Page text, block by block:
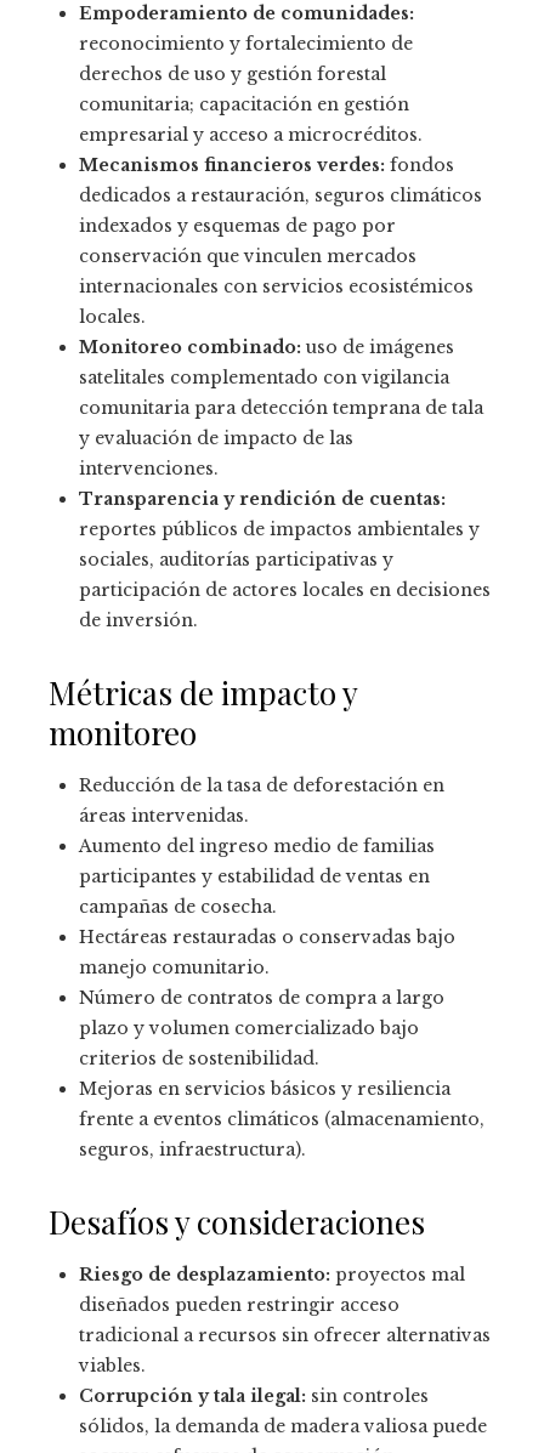
Empoderamiento de comunidades:
reconocimiento y fortalecimiento de
derechos de uso y gestión forestal
comunitaria; capacitación en gestión
empresarial y acceso a microcréditos.
Mecanismos financieros verdes: fondos
dedicados a restauración, seguros climáticos
indexados y esquemas de pago por
conservación que vinculen mercados
internacionales con servicios ecosistémicos
locales.
Monitoreo combinado: uso de imágenes
satelitales complementado con vigilancia
comunitaria para detección temprana de tala
y evaluación de impacto de las
intervenciones.
Transparencia y rendición de cuentas:
reportes públicos de impactos ambientales y
sociales, auditorías participativas y
participación de actores locales en decisiones
de inversión.
Métricas de impacto y
monitoreo
Reducción de la tasa de deforestación en
áreas intervenidas.
Aumento del ingreso medio de familias
participantes y estabilidad de ventas en
campañas de cosecha.
Hectáreas restauradas o conservadas bajo
manejo comunitario.
Número de contratos de compra a largo
plazo y volumen comercializado bajo
criterios de sostenibilidad.
Mejoras en servicios básicos y resiliencia
frente a eventos climáticos (almacenamiento,
seguros, infraestructura).
Desafíos y consideraciones
Riesgo de desplazamiento: proyectos mal
diseñados pueden restringir acceso
tradicional a recursos sin ofrecer alternativas
viables.
Corrupción y tala ilegal: sin controles
sólidos, la demanda de madera valiosa puede